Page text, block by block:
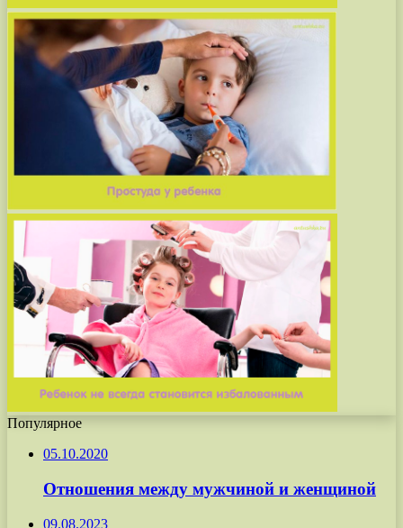
Популярное
05.10.2020
Отношения между мужчиной и женщиной
09.08.2023